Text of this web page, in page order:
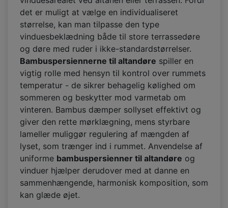
det er muligt at vælge en individualiseret
størrelse, kan man tilpasse den type
vinduesbeklædning både til store terrassedøre
og døre med ruder i ikke-standardstørrelser.
Bambuspersiennerne til altandøre spiller en
vigtig rolle med hensyn til kontrol over rummets
temperatur - de sikrer behagelig kølighed om
sommeren og beskytter mod varmetab om
vinteren. Bambus dæmper sollyset effektivt og
giver den rette mørklægning, mens styrbare
lameller muliggør regulering af mængden af
lyset, som trænger ind i rummet. Anvendelse af
uniforme bambuspersienner til altandøre og
vinduer hjælper derudover med at danne en
sammenhængende, harmonisk komposition, som
kan glæde øjet.